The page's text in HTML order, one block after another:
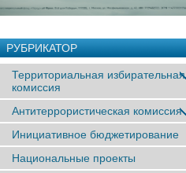
РУБРИКАТОР
Территориальная избирательная
комиссия
Антитеррористическая комиссия
Инициативное бюджетирование
Национальные проекты